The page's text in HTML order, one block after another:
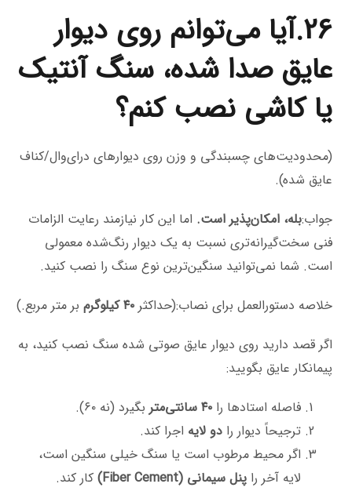
26.آیا می‌توانم روی دیوار
عایق صدا شده، سنگ آنتیک
یا کاشی نصب کنم؟
(محدودیت‌های چسبندگی و وزن روی دیوارهای درای‌وال/کناف
عایق شده).
جواب:بله، امکان‌پذیر است. اما این کار نیازمند رعایت الزامات
فنی سخت‌گیرانه‌تری نسبت به یک دیوار رنگ‌شده معمولی
است. شما نمی‌توانید سنگین‌ترین نوع سنگ را نصب کنید.
خلاصه دستورالعمل برای نصاب:(حداکثر ۴۰ کیلوگرم
بر متر مربع.)
اگر قصد دارید روی دیوار عایق صوتی شده سنگ نصب کنید، به
پیمانکار عایق بگویید:
فاصله استادها را ۴۰ سانتی‌متر
بگیرد (نه ۶۰).
ترجیحاً دیوار را دو لایه اجرا کند.
اگر محیط مرطوب است یا سنگ خیلی سنگین است،
لایه آخر را پنل سیمانی (Fiber Cement) کار کند.